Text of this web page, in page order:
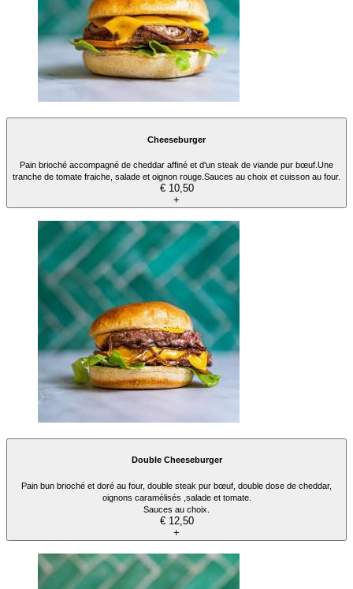
Cheeseburger
Pain brioché accompagné de cheddar affiné et d'un steak de viande pur bœuf.Une
tranche de tomate fraiche, salade et oignon rouge.Sauces au choix et cuisson au four.
€ 10,50
+
Double Cheeseburger
Pain bun brioché et doré au four, double steak pur bœuf, double dose de cheddar,
oignons caramélisés ,salade et tomate.
Sauces au choix.
€ 12,50
+